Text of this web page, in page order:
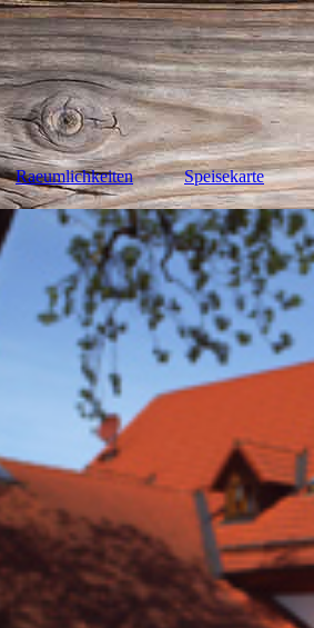
Raeumlichkeiten Speisekarte